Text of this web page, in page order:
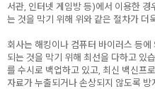
서관, 인터넷 게임방 등)에서 이용한
는 것을 막기 위해 위와 같은 절차가 더
회사는 해킹이나 컴퓨터 바이러스 등
되는 것을 막기 위해 최선을 다하고 있
를 수시로 백업하고 있고, 최신 백신프
자료가 누출되거나 손상되지 않도록